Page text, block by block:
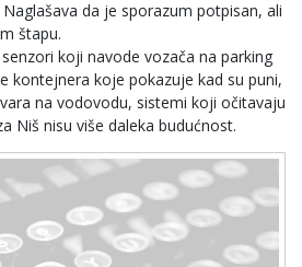
da je sporazum potpisan, ali
štapu.
koji navode vozača na parking
kontejnera koje pokazuje kad su puni,
na vodovodu, sistemi koji očitavaju
Niš nisu više daleka budućnost.